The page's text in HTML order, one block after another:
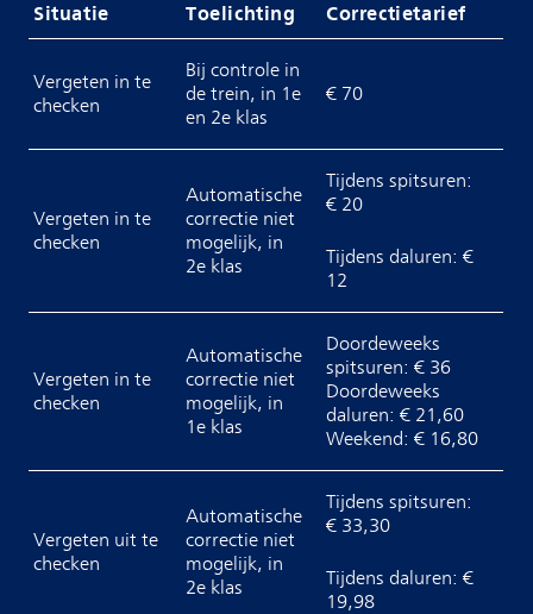
Situatie Toelichting Correctietarief
Vergeten in te
checken
Bij controle in
de trein, in 1e
en 2e klas
€ 70
Vergeten in te
checken
Automatische
correctie niet
mogelijk, in
2e klas
Tijdens spitsuren:
€ 20
Tijdens daluren: €
12
Vergeten in te
checken
Automatische
correctie niet
mogelijk, in
1e klas
Doordeweeks
spitsuren: € 36
Doordeweeks
daluren: € 21,60
Weekend: € 16,80
Vergeten uit te
checken
Automatische
correctie niet
mogelijk, in
2e klas
Tijdens spitsuren:
€ 33,30
Tijdens daluren: €
19,98